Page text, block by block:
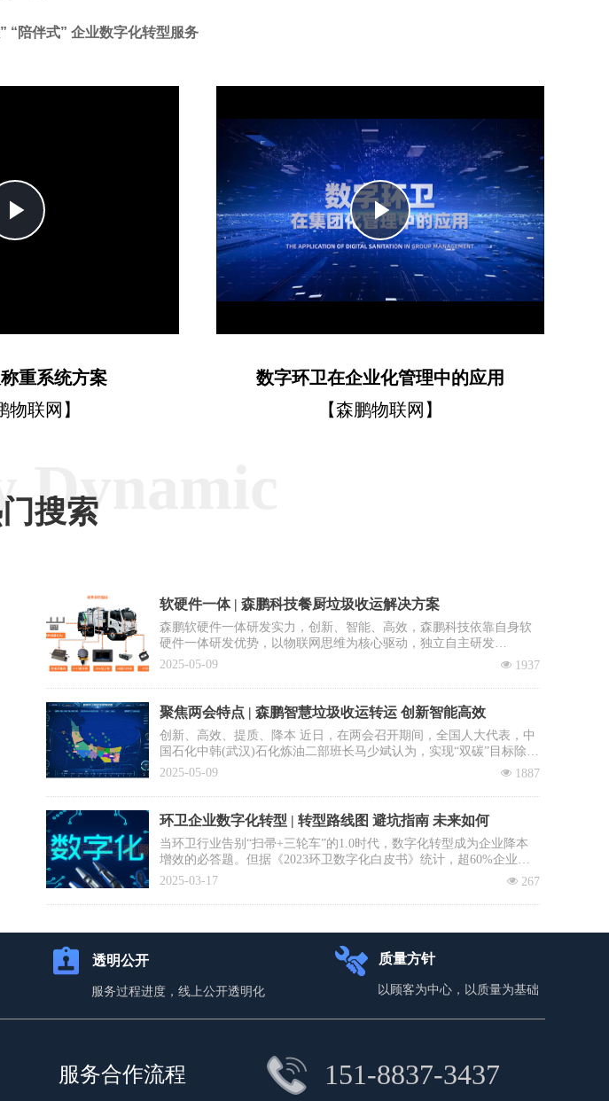
“陪伴式” 企业数字化转型服务
Play
重系统方案
物联网】
Play
Video
数字环卫在企业化管理中的应用
【森鹏物联网】
Dynamic
搜索
软硬件一体 | 森鹏科技餐厨垃圾收运解决方案
森鹏软硬件一体研发实力，创新、智能、高效，森鹏科技依靠自身软
硬件一体研发优势，以物联网思维为核心驱动，独立自主研发
出“EVOS智慧环卫2.0管理平台”，餐厨垃圾收运系统是该平台核心子
넶 1937
2025-05-09
聚焦两会特点 | 森鹏智慧垃圾收运转运 创新智能高效
创新、高效、提质、降本 近日，在两会召开期间，全国人大代表，中
国石化中韩(武汉)石化炼油二部班长马少斌认为，实现“双碳”目标除了
需要企业进行转型升级和科技创新外，全民参与也必不可少，并就此
士、清华大学教授李景虹则建议政府鼓励回收企业与环卫系统合作，
降低前端收集运营成本。
넶 1887
2025-05-09
环卫企业数字化转型 | 转型路线图 避坑指南 未来如何
当环卫行业告别“扫帚+三轮车”的1.0时代，数字化转型成为企业降本
增效的必答题。但据《2023环卫数字化白皮书》统计，超60%企业投
入百万却未见实效：数据失真、系统闲置、员工抵触……如何避免重
你打赢这场“数字环卫攻坚战”。
넶 267
2025-03-17
服务过程进度，线上公开透明化
透明公开
以顾客为中心，以质量为基础
质量方针
151-8837-3437
服务合作流程